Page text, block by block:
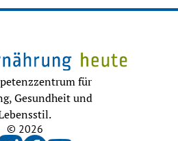
für
Gesundheit und
© 2026